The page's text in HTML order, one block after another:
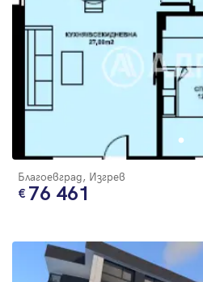
Благоевград, Изгрев
76 461